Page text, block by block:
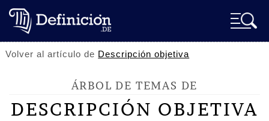
Volver al artículo de Descripción objetiva
ÁRBOL DE TEMAS DE
DESCRIPCIÓN OBJETIVA